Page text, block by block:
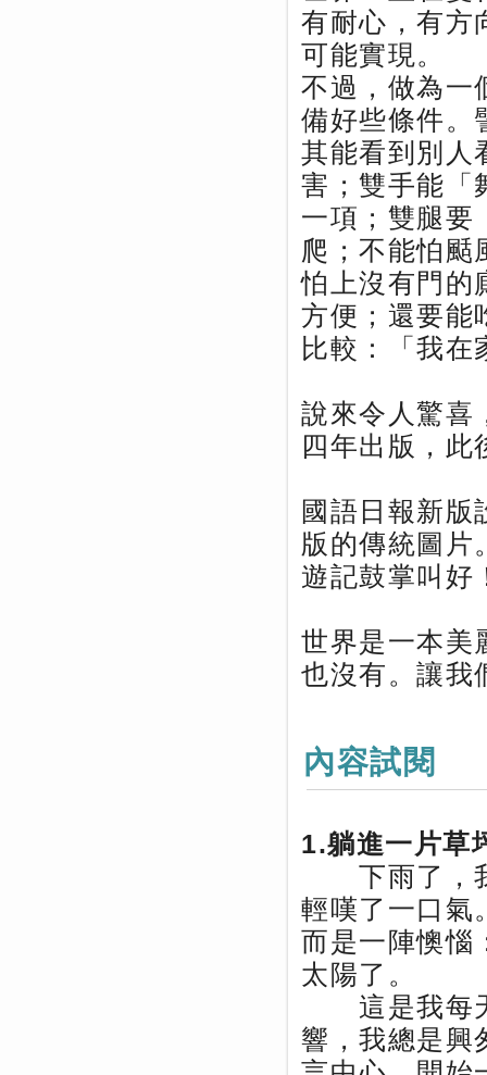
有耐心，有方
可能實現。
不過，做為一
備好些條件
其能看到別人
害；雙手能
一項；雙腿
爬；不能怕颳
怕上沒有門
方便；還要能
比較：「我
說來令人驚喜
四年出版，此
國語日報新版
版的傳統圖片
遊記鼓掌叫好
世界是一本美
也沒有。讓我
內容試閱
1.躺進一片草
下雨了，我
輕嘆了一口氣
而是一陣懊惱
太陽了。
這是我每天
響，我總是興